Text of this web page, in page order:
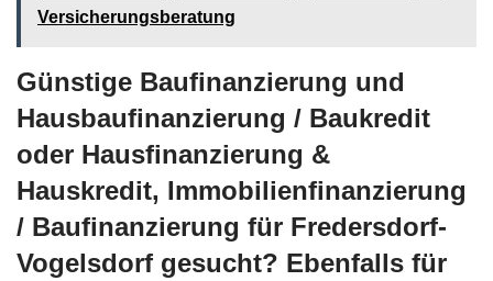
Versicherungsberatung
Günstige Baufinanzierung und
Hausbaufinanzierung / Baukredit
oder Hausfinanzierung &
Hauskredit, Immobilienfinanzierung
/ Baufinanzierung für Fredersdorf-
Vogelsdorf gesucht? Ebenfalls für